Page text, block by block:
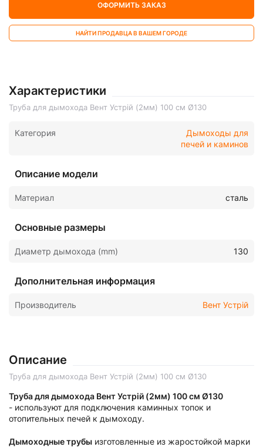
ОФОРМИТЬ ЗАКАЗ
НАЙТИ ПРОДАВЦА В ВАШЕМ ГОРОДЕ
Характеристики
Труба для дымохода Вент Устрій (2мм) 100 см Ø130
Категория
Дымоходы для
печей и каминов
Описание модели
Материал сталь
Основные размеры
Диаметр дымохода (mm) 130
Дополнительная информация
Производитель Вент Устрій
Описание
Труба для дымохода Вент Устрій (2мм) 100 см Ø130
Труба для дымохода Вент Устрій (2мм) 100 см Ø130
- используют для подключения каминных топок и
отопительных печей к дымоходу.
Дымоходные трубы изготовленные из жаростойкой марки